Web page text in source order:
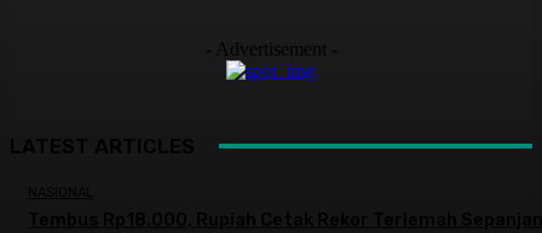
- Advertisement -